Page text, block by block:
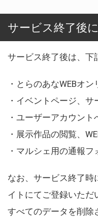
サービス終了後
サービス終了後は、下
・とらのあなWEBオ
・イベントページ、
・ユーザーアカウント
・展示作品の閲覧、
・マルシェ用の通報フ
なお、サービス終了時
イトにてご登録いただ
すべてのデータを削除